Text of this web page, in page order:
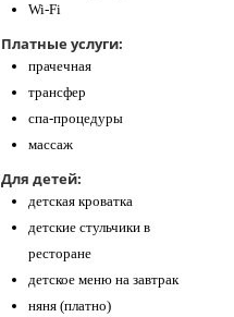
Wi-Fi
Платные услуги:
прачечная
трансфер
спа-процедуры
массаж
Для детей:
детская кроватка
детские стульчики в
ресторане
детское меню на завтрак
няня (платно)